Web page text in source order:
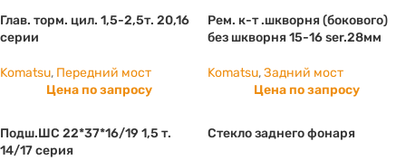
Глав. торм. цил. 1,5-2,5т. 20,16
серии
Komatsu, Передний мост
Цена по запросу
Рем. к-т .шкворня (бокового)
без шкворня 15-16 ser.28мм
Komatsu,Задний мост
Цена по запросу
Подш.ШС 22*37*16/19 1,5 т.
14/17 серия
Стекло заднего фонаря